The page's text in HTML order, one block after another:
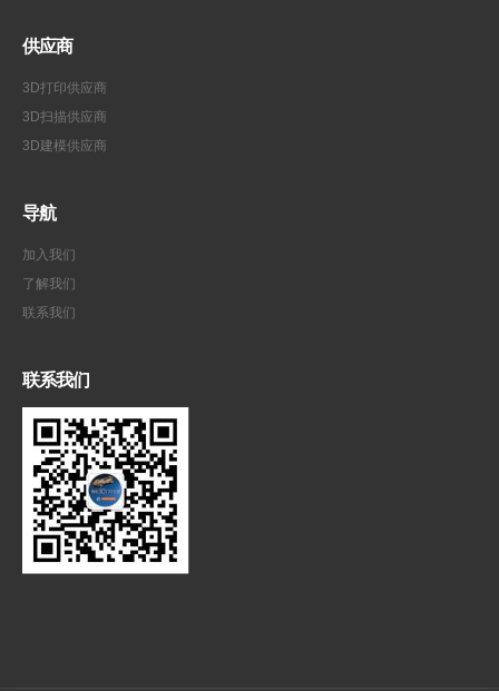
供应商
3D打印供应商
3D扫描供应商
3D建模供应商
导航
加入我们
了解我们
联系我们
联系我们